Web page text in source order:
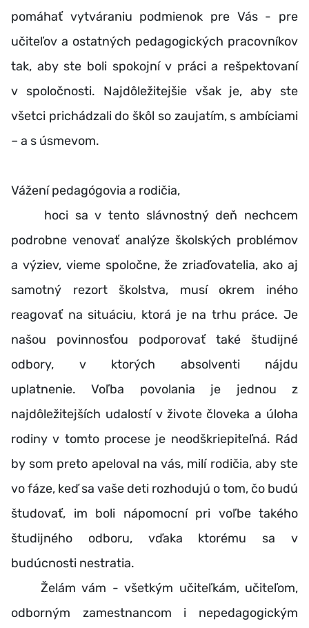
pomáhať vytváraniu podmienok pre Vás - pre
učiteľov a ostatných pedagogických pracovníkov
tak, aby ste boli spokojní v práci a rešpektovaní
v spoločnosti. Najdôležitejšie však je, aby ste
všetci prichádzali do škôl so zaujatím, s ambíciami
– a s úsmevom.
Vážení pedagógovia a rodičia,
hoci sa v tento slávnostný deň nechcem
podrobne venovať analýze školských problémov
a výziev, vieme spoločne, že zriaďovatelia, ako aj
samotný rezort školstva, musí okrem iného
reagovať na situáciu, ktorá je na trhu práce. Je
našou povinnosťou podporovať také študijné
odbory, v ktorých absolventi nájdu
uplatnenie. Voľba povolania je jednou z
najdôležitejších udalostí v živote človeka a úloha
rodiny v tomto procese je neodškriepiteľná. Rád
by som preto apeloval na vás, milí rodičia, aby ste
vo fáze, keď sa vaše deti rozhodujú o tom, čo budú
študovať, im boli nápomocní pri voľbe takého
študijného odboru, vďaka ktorému sa v
budúcnosti nestratia.
Želám vám - všetkým učiteľkám, učiteľom,
odborným zamestnancom i nepedagogickým